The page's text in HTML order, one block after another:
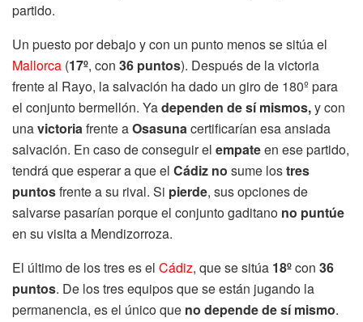
partido.
Un puesto por debajo y con un punto menos se sitúa el
Mallorca (17º, con 36 puntos). Después de la victoria
frente al Rayo, la salvación ha dado un giro de 180º para
el conjunto bermellón. Yadependen de sí mismos,y con
unavictoriafrente aOsasunacertificarían esa ansiada
salvación. En caso de conseguir el empateen ese partido,
tendrá que esperar a que el Cádiz no sume lostres
puntosfrente a su rival. Si pierde, sus opciones de
salvarse pasarían porque el conjunto gaditano no puntúe
en su visita a Mendizorroza.
El último de los tres es el Cádiz, que se sitúa 18ºcon 36
puntos. De los tres equipos que se están jugando la
permanencia, es el único que no depende de sí mismo.